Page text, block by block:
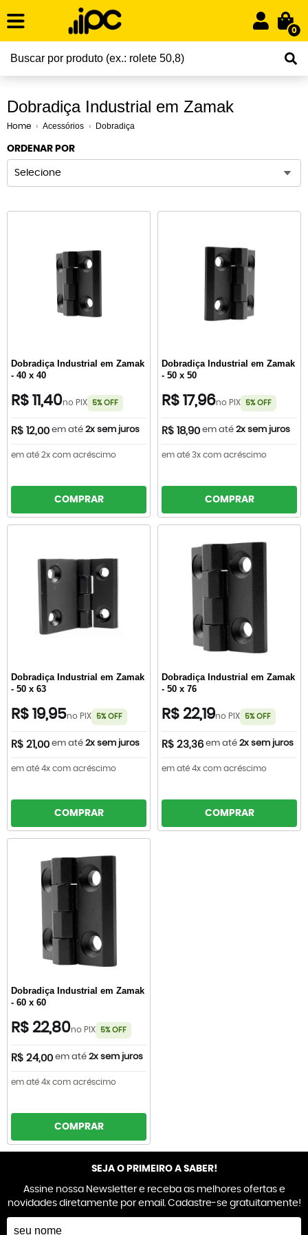
0
Dobradiça Industrial em Zamak
Home Acessórios Dobradiça
ORDENAR POR
Selecione
Dobradiça Industrial em Zamak
- 40 x 40
R$ 11,40no PIX 5% OFF
R$ 12,00 em até 2x sem juros
em até 2x com acréscimo
COMPRAR
Dobradiça Industrial em Zamak
- 50 x 50
R$ 17,96no PIX 5% OFF
R$ 18,90 em até 2x sem juros
em até 3x com acréscimo
COMPRAR
Dobradiça Industrial em Zamak
- 50 x 63
R$ 19,95no PIX 5% OFF
R$ 21,00 em até 2x sem juros
em até 4x com acréscimo
COMPRAR
Dobradiça Industrial em Zamak
- 50 x 76
R$ 22,19no PIX 5% OFF
R$ 23,36 em até 2x sem juros
em até 4x com acréscimo
COMPRAR
Dobradiça Industrial em Zamak
- 60 x 60
R$ 22,80no PIX 5% OFF
R$ 24,00 em até 2x sem juros
em até 4x com acréscimo
COMPRAR
SEJA O PRIMEIRO A SABER!
Assine nossa Newsletter e receba as melhores ofertas e
novidades diretamente por email. Cadastre-se gratuitamente!